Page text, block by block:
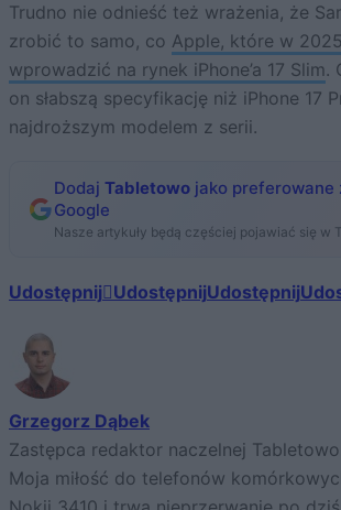
Trudno nie odnieść też wrażenia, że
zrobić to samo, co Apple, które w
wprowadzić na rynek iPhone’a 17 Slim.
on słabszą specyfikację niż iPhone 17
najdroższym modelem z serii.
Dodaj Tabletowo jako preferowane
Google
Nasze artykuły będą częściej pojawiać się w
Udostępnij UdostępnijUdostępnij
Grzegorz Dąbek
Zastępca redaktor naczelnej
Moja miłość do telefonów